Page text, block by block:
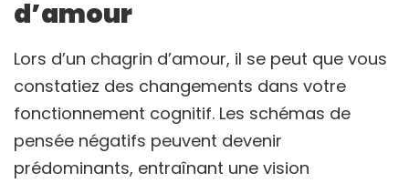
d’amour
Lors d’un chagrin d’amour, il se peut que vous
constatiez des changements dans votre
fonctionnement cognitif. Les schémas de
pensée négatifs peuvent devenir
prédominants, entraînant une vision